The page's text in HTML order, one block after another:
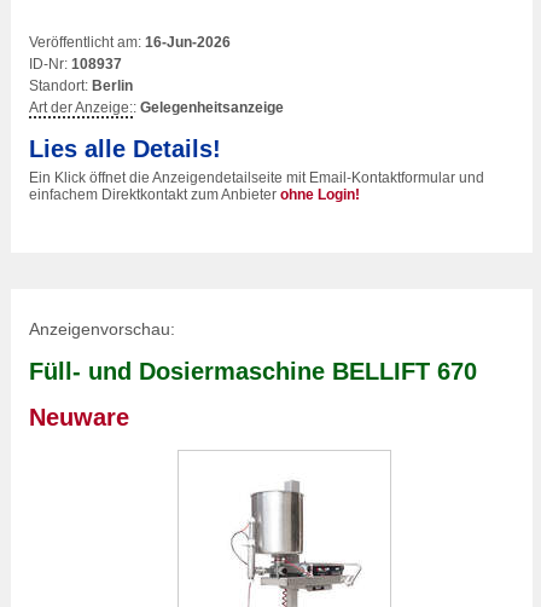
Veröffentlicht am: 16-Jun-2026
ID-Nr: 108937
Standort: Berlin
Art der Anzeige:: Gelegenheitsanzeige
Lies alle Details!
Ein Klick öffnet die Anzeigendetailseite mit Email-Kontaktformular und
einfachem Direktkontakt zum Anbieter ohne Login!
Anzeigenvorschau:
Füll- und Dosiermaschine BELLIFT 670
Neuware